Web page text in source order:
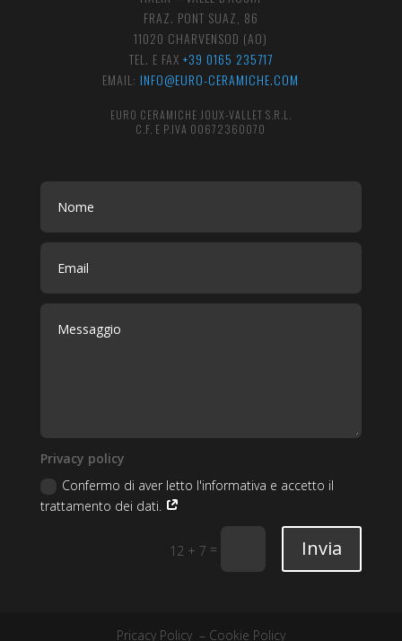
FRAZ. PONT SUAZ, 86
11020 CHARVENSOD (AO)
TEL. E FAX +39 0165 235717
EMAIL: INFO@EURO-CERAMICHE.COM
EURO CERAMICHE JOUX-VALLET S.R.L.
C.F. E P.IVA 00672360070
Privacy policy
Confermo di aver letto l'informativa e accetto il
trattamento dei dati.
12 + 7 = Invia
Pricacy Policy– Cookie Policy